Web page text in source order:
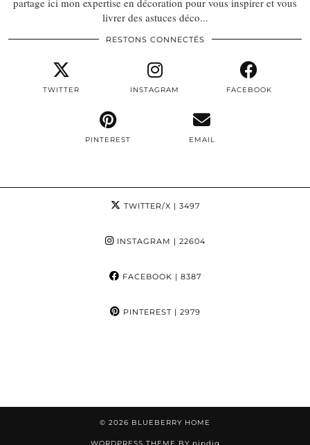
partage ici mon expertise en décoration pour vous inspirer et vous
livrer des astuces déco...
RESTONS CONNECTÉS
TWITTER INSTAGRAM FACEBOOK
PINTEREST EMAIL
TWITTER/X | 3497
INSTAGRAM | 22604
FACEBOOK | 8387
PINTEREST| 2979
© 2026 BLUEBERRY HOME